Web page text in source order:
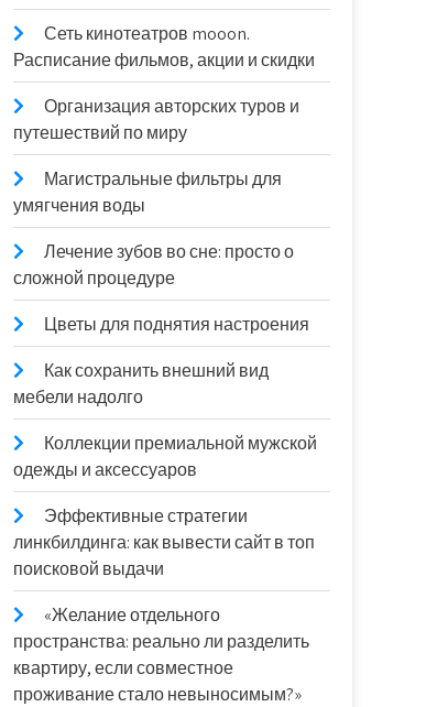
Сеть кинотеатров mooon.
Расписание фильмов, акции и скидки
Организация авторских туров и
путешествий по миру
Магистральные фильтры для
умягчения воды
Лечение зубов во сне: просто о
сложной процедуре
Цветы для поднятия настроения
Как сохранить внешний вид
мебели надолго
Коллекции премиальной мужской
одежды и аксессуаров
Эффективные стратегии
линкбилдинга: как вывести сайт в топ
поисковой выдачи
«Желание отдельного
пространства: реально ли разделить
квартиру, если совместное
проживание стало невыносимым?»